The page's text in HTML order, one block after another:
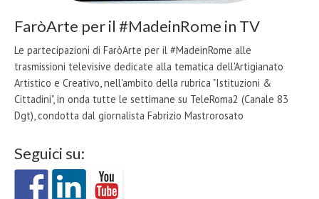
FaròArte per il #MadeinRome in TV
Le partecipazioni di FaròArte per il #MadeinRome alle
trasmissioni televisive dedicate alla tematica dell'Artigianato
Artistico e Creativo, nell'ambito della rubrica "Istituzioni &
Cittadini", in onda tutte le settimane su TeleRoma2 (Canale 83
Dgt), condotta dal giornalista Fabrizio Mastrorosato
Seguici su: